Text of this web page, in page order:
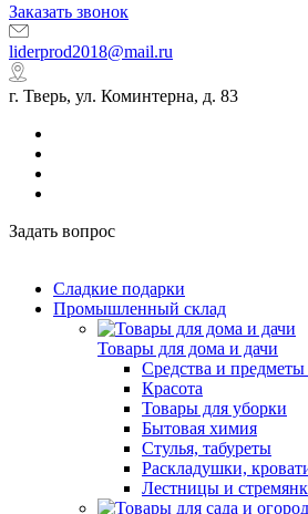
Заказать звонок
liderprod2018@mail.ru
г. Тверь, ул. Коминтерна, д. 83
Задать вопрос
Сладкие подарки
Промышленный склад
Товары для дома и дачи
Средства и
Красота
Товары для уборки
Бытовая химия
Стулья, табуреты
Раскладушки,
Лестницы и